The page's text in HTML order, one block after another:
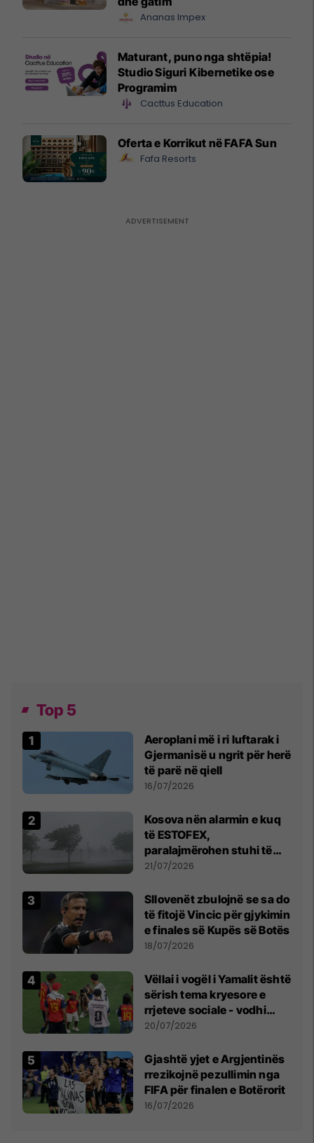
Ananas Impex
Maturant, puno nga shtëpia!
Studio Siguri Kibernetike ose
Programim
Cacttus Education
Oferta e Korrikut në FAFA Sun
Fafa Resorts
Top 5
Aeroplani më i ri luftarak i
Gjermanisë u ngrit për herë
të parë në qiell
16/07/2026
Kosova nën alarmin e kuq
të ESTOFEX,
paralajmërohen stuhi të
fuqishme me breshër dhe
21/07/2026
Sllovenët zbulojnë se sa do
të fitojë Vincic për gjykimin
e finales së Kupës së Botës
18/07/2026
Vëllai i vogël i Yamalit është
sërish tema kryesore e
rrjeteve sociale - vodhi
vëmendjen pas finales së
20/07/2026
Gjashtë yjet e Argjentinës
rrezikojnë pezullimin nga
FIFA për finalen e Botërorit
16/07/2026